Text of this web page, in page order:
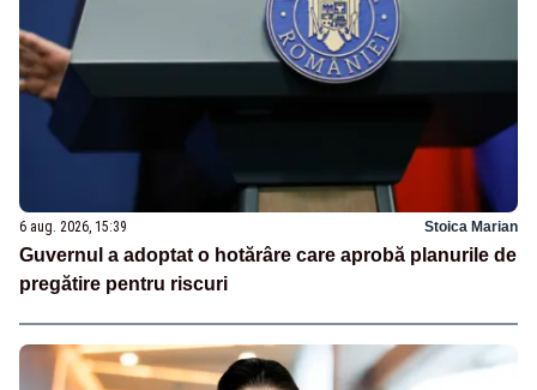
6 aug. 2026, 15:39 Stoica Marian
Guvernul a adoptat o hotărâre care aprobă planurile de
pregătire pentru riscuri